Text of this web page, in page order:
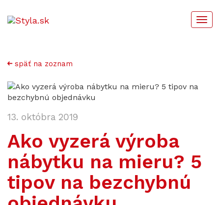
späť na zoznam
13. októbra 2019
Ako vyzerá výroba
nábytku na mieru? 5
tipov na bezchybnú